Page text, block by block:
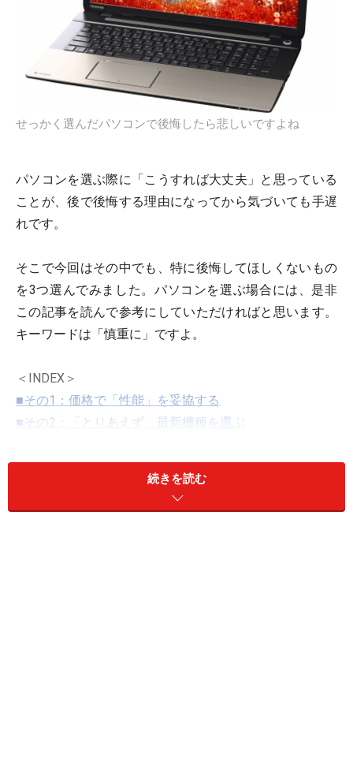
せっかく選んだパソコンで後悔したら悲しいですよね
パソコンを選ぶ際に「こうすれば大丈夫」と思っている
ことが、後で後悔する理由になってから気づいても手遅
れです。
そこで今回はその中でも、特に後悔してほしくないもの
を3つ選んでみました。パソコンを選ぶ場合には、是非
この記事を読んで参考にしていただければと思います。
キーワードは「慎重に」ですよ。
＜INDEX＞
■その1：価格で「性能」を妥協する
■その2：「とりあえず」最新機種を選ぶ
■パソコン選びの正しいポイントは？
続きを読む